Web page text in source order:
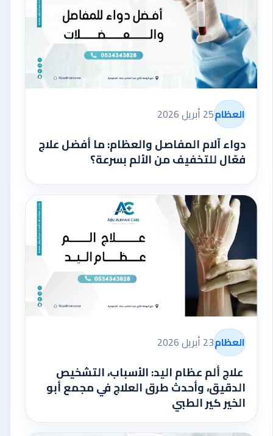
العظام25 أبريل 2026
دواء آلام المفاصل والعظام: ما أفضل علاج
فعّال للتخفيف من الألم بسرعة؟
العظام23 أبريل 2026
علاج ألم عظام اليد: الأسباب، التشخيص
الدقيق، وأحدث طرق العلاج في مجمع أبو
الخير كير الطبي